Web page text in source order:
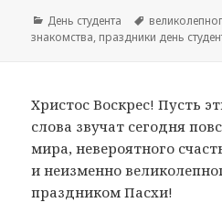
Рубрики
День студента Метки
знакомства, праздники день
Христос Воскрес! Пусть
слова звучат сегодня
мира, невероятного
и неизменно
праздником Пасхи!